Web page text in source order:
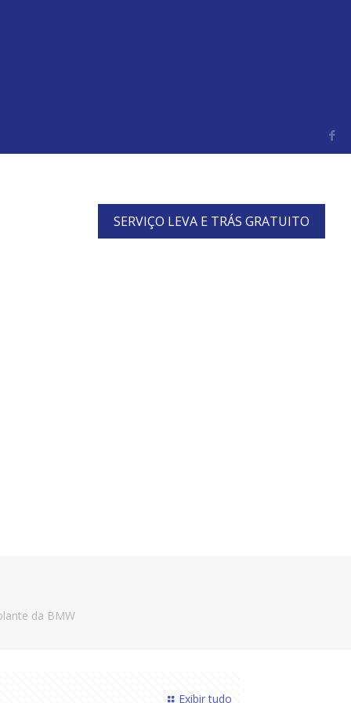
SERVIÇO LEVA E TRÁS GRATUITO
da BMW
Exibir tudo